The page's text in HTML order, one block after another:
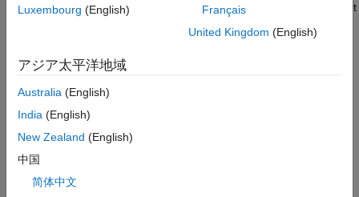
Use this function in mdlInitializeSizesto initialize the input port
from the block to which it is connected, set the numeric type to
COMPLEX_INHERITED
mdlSetInputPortComplexSignaland
mdlSetDefaultPortComplexSignals
numeric type to be set correctly during signal propagation. The
default numeric type of an input port is
Languages
C, C++
Luxembourg (English)
Français
United Kingdom (English)
アジア太平洋地域
Australia (English)
India (English)
New Zealand (English)
中国
简体中文